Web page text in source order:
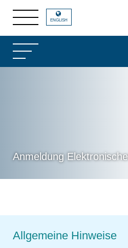
Anmeldung
ENGLISH
Allgemeine Hinweise